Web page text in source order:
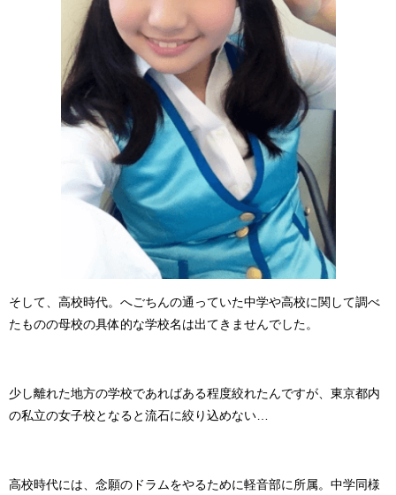
そして、高校時代。へごちんの通っていた中学や高校に関して調べ
たものの母校の具体的な学校名は出てきませんでした。
少し離れた地方の学校であればある程度絞れたんですが、東京都内
の私立の女子校となると流石に絞り込めない…
高校時代には、念願のドラムをやるために軽音部に所属。中学同様